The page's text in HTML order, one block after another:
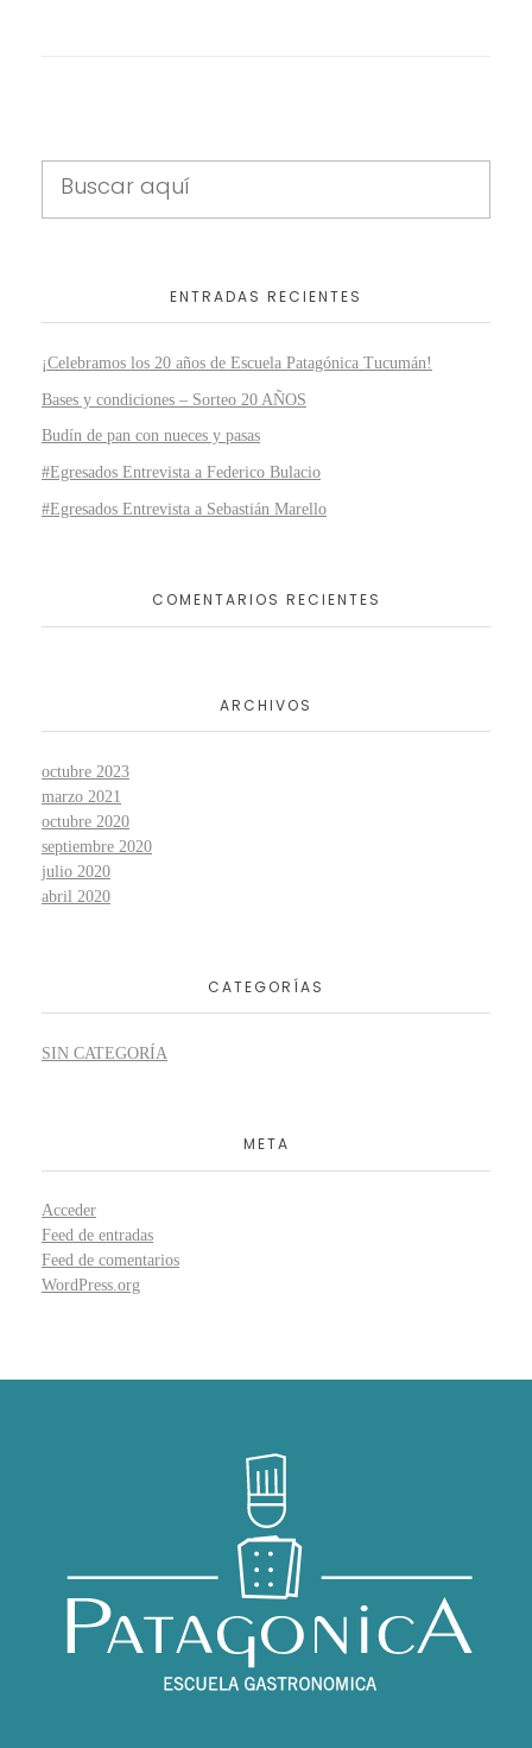
ENTRADAS RECIENTES
¡Celebramos los 20 años de Escuela Patagónica Tucumán!
Bases y condiciones – Sorteo 20 AÑOS
Budín de pan con nueces y pasas
#Egresados Entrevista a Federico Bulacio
#Egresados Entrevista a Sebastián Marello
COMENTARIOS RECIENTES
ARCHIVOS
octubre 2023
marzo 2021
octubre 2020
septiembre 2020
julio 2020
abril 2020
CATEGORÍAS
SIN CATEGORÍA
META
Acceder
Feed de entradas
Feed de comentarios
WordPress.org